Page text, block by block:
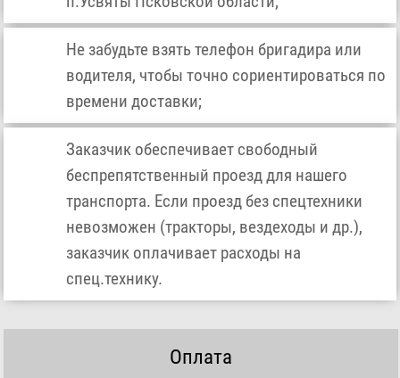
Не забудьте взять телефон бригадира или
водителя, чтобы точно сориентироваться по
времени доставки;
Заказчик обеспечивает свободный
беспрепятственный проезд для нашего
транспорта. Если проезд без спецтехники
невозможен (тракторы, вездеходы и др.),
заказчик оплачивает расходы на
спец.технику.
Оплата